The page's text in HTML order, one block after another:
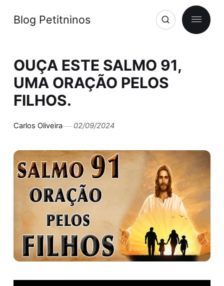
Blog Petitninos
OUÇA ESTE SALMO 91,
UMA ORAÇÃO PELOS
FILHOS.
Carlos Oliveira 02/09/2024